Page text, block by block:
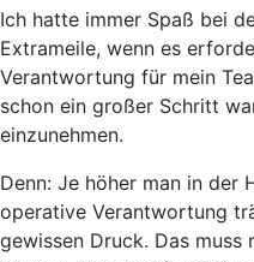
Ich hatte immer Spaß bei
Extrameile, wenn es
Verantwortung für mein
schon ein großer Schritt
einzunehmen.
Denn: Je höher man in der
operative Verantwortung
gewissen Druck. Das muss